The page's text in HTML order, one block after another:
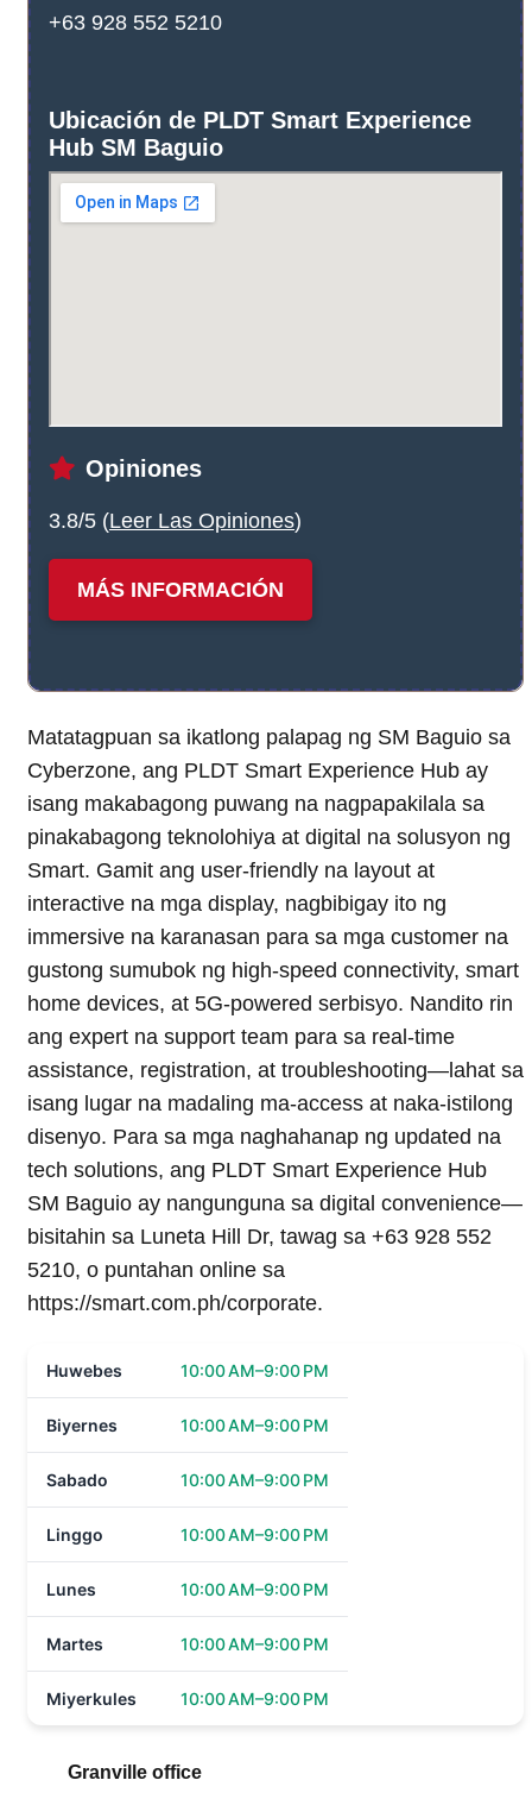
+63 928 552 5210
Ubicación de PLDT Smart Experience
Hub SM Baguio
Opiniones
3.8/5 (Leer Las Opiniones)
MÁS INFORMACIÓN
Matatagpuan sa ikatlong palapag ng SM Baguio sa
Cyberzone, ang PLDT Smart Experience Hub ay
isang makabagong puwang na nagpapakilala sa
pinakabagong teknolohiya at digital na solusyon ng
Smart. Gamit ang user-friendly na layout at
interactive na mga display, nagbibigay ito ng
immersive na karanasan para sa mga customer na
gustong sumubok ng high-speed connectivity, smart
home devices, at 5G-powered serbisyo. Nandito rin
ang expert na support team para sa real-time
assistance, registration, at troubleshooting—lahat sa
isang lugar na madaling ma-access at naka-istilong
disenyo. Para sa mga naghahanap ng updated na
tech solutions, ang PLDT Smart Experience Hub
SM Baguio ay nangunguna sa digital convenience—
bisitahin sa Luneta Hill Dr, tawag sa +63 928 552
5210, o puntahan online sa
https://smart.com.ph/corporate.
Huwebes 10:00 AM–9:00 PM
Biyernes 10:00 AM–9:00 PM
Sabado 10:00 AM–9:00 PM
Linggo 10:00 AM–9:00 PM
Lunes 10:00 AM–9:00 PM
Martes 10:00 AM–9:00 PM
Miyerkules 10:00 AM–9:00 PM
Granville office